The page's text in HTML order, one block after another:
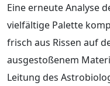
Eine erneute Analyse
vielfältige Palette
frisch aus Rissen auf
ausgestoßenem
Leitung des